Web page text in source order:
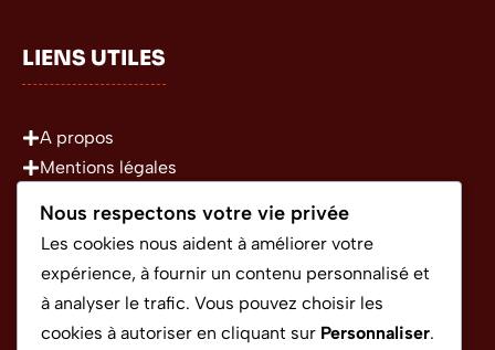
LIENS UTILES
A propos
Mentions légales
Conditions Générales d’Utilisation
CONTACT
Nous respectons votre vie privée
Les cookies nous aident à améliorer votre
expérience, à fournir un contenu personnalisé et
à analyser le trafic. Vous pouvez choisir les
cookies à autoriser en cliquant sur Personnaliser.